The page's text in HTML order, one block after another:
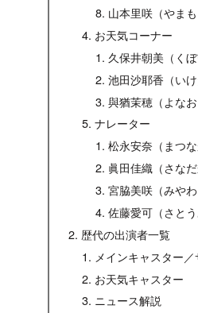
山本里咲（やまも
お天気コーナー
久保井朝美（くぼ
池田沙耶香（いけ
與猶茉穂（よなお
ナレーター
松永安奈（まつな
眞田佳織（さなだ
宮脇美咲（みやわ
佐藤愛可（さとう
歴代の出演者一覧
メインキャスター
お天気キャスター
ニュース解説